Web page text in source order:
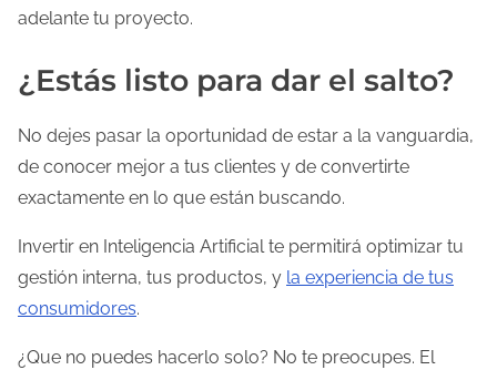
adelante tu proyecto.
¿Estás listo para dar el salto?
No dejes pasar la oportunidad de estar a la vanguardia,
de conocer mejor a tus clientes y de convertirte
exactamente en lo que están buscando.
Invertir en Inteligencia Artificial te permitirá optimizar tu
gestión interna, tus productos, y la experiencia de tus
consumidores.
¿Que no puedes hacerlo solo? No te preocupes. El